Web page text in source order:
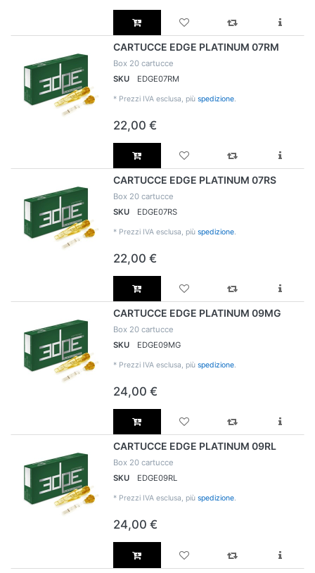
CARTUCCE EDGE PLATINUM 07RM
Box 20 cartucce
SKU
EDGE07RM
* Prezzi IVA esclusa, più spedizione.
22,00 €
CARTUCCE EDGE PLATINUM 07RS
Box 20 cartucce
SKU
EDGE07RS
* Prezzi IVA esclusa, più spedizione.
22,00 €
CARTUCCE EDGE PLATINUM 09MG
Box 20 cartucce
SKU
EDGE09MG
* Prezzi IVA esclusa, più spedizione.
24,00 €
CARTUCCE EDGE PLATINUM 09RL
Box 20 cartucce
SKU
EDGE09RL
* Prezzi IVA esclusa, più spedizione.
24,00 €